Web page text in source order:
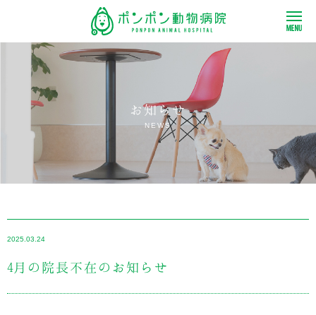
お知らせ
NEWS
2025.03.24
4月の院長不在のお知らせ